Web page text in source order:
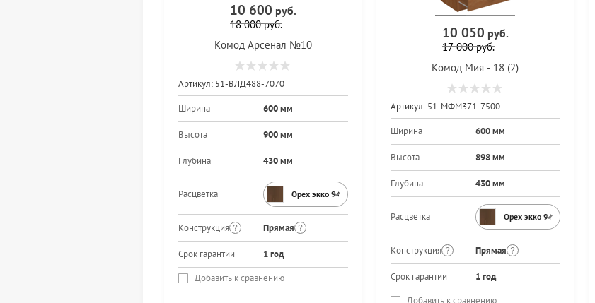
10 600 руб.
18 000руб.
Комод Арсенал №10
Артикул: 51-ВЛД488-7070
Ширина 600 мм
Высота 900 мм
Глубина 430 мм
Расцветка Орех экко 9459PR
Конструкция Прямая
Срок гарантии
1 год
Добавить к сравнению
10 050 руб.
17 000руб.
Комод Мия - 18 (2)
Артикул:51-МФМ371-7500
Ширина 600 мм
Высота 898 мм
Глубина 430 мм
Расцветка Орех экко 9459PR
Конструкция Прямая
Срок гарантии
1 год
Добавить к сравнению